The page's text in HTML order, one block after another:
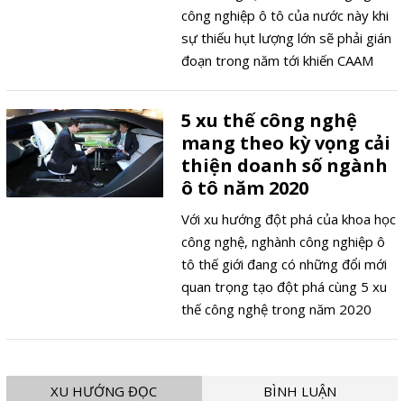
công nghiệp ô tô của nước này khi
sự thiếu hụt lượng lớn sẽ phải gián
đoạn trong năm tới khiến CAAM
5 xu thế công nghệ
mang theo kỳ vọng cải
thiện doanh số ngành
ô tô năm 2020
Với xu hướng đột phá của khoa học
công nghệ, nghành công nghiệp ô
tô thế giới đang có những đổi mới
quan trọng tạo đột phá cùng 5 xu
thế công nghệ trong năm 2020
XU HƯỚNG ĐỌC BÌNH LUẬN